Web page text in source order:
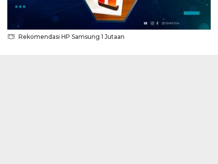
Rekomendasi HP Samsung 1 Jutaan